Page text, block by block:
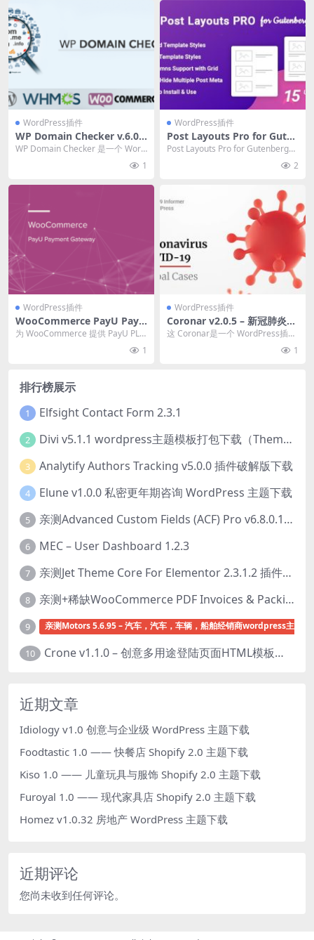
WordPress插件
WP Domain Checker v.6.0.1
检查 wordpress 站点的域名
WP Domain Checker 是一个 Word
1
WordPress插件
Post Layouts Pro for Guten
berg v1.0.4 WordPress 古腾
堡编辑器更多文章布局选项插
Post Layouts Pro for Gutenberg
2
WordPress插件
WooCommerce PayU Pay
ment Gateway WooComm
为 WooCommerce 提供 PayU PL
1
WordPress插件
Coronar v2.0.5 – 新冠肺炎数
据更新展示wordpress插件下
这 Coronar是一个 WordPress插件
1
排行榜展示
1 Elfsight Contact Form 2.3.1
2 Divi v5.1.1 wordpress主题模板打包下载（Theme + Builder+ Extra Theme + Templates + Layouts + PSD）
3 Analytify Authors Tracking v5.0.0 插件破解版下载
4 Elune v1.0.0 私密更年期咨询 WordPress 主题下载
5 亲测Advanced Custom Fields (ACF) Pro v6.8.0.1 + Advanced Custom Fields: Extended PRO v0.9.2.3 | 网站开发自定义字段插件下载
6 MEC – User Dashboard 1.2.3
7 亲测Jet Theme Core For Elementor 2.3.1.2 插件下载
8 亲测+稀缺WooCommerce PDF Invoices & Packing Slips Professional v2.20.0 + Templates v2.25.1 [by WpOverNight] WooCommerce PDF 发票和装箱单插件下载
9 亲测Motors 5.6.95 – 汽车，汽车，车辆，船舶经销商wordpress主题下
10 Crone v1.1.0 – 创意多用途登陆页面HTML模板下载
近期文章
Idiology v1.0 创意与企业级 WordPress 主题下载
Foodtastic 1.0 —— 快餐店 Shopify 2.0 主题下载
Kiso 1.0 —— 儿童玩具与服饰 Shopify 2.0 主题下载
Furoyal 1.0 —— 现代家具店 Shopify 2.0 主题下载
Homez v1.0.32 房地产 WordPress 主题下载
近期评论
您尚未收到任何评论。